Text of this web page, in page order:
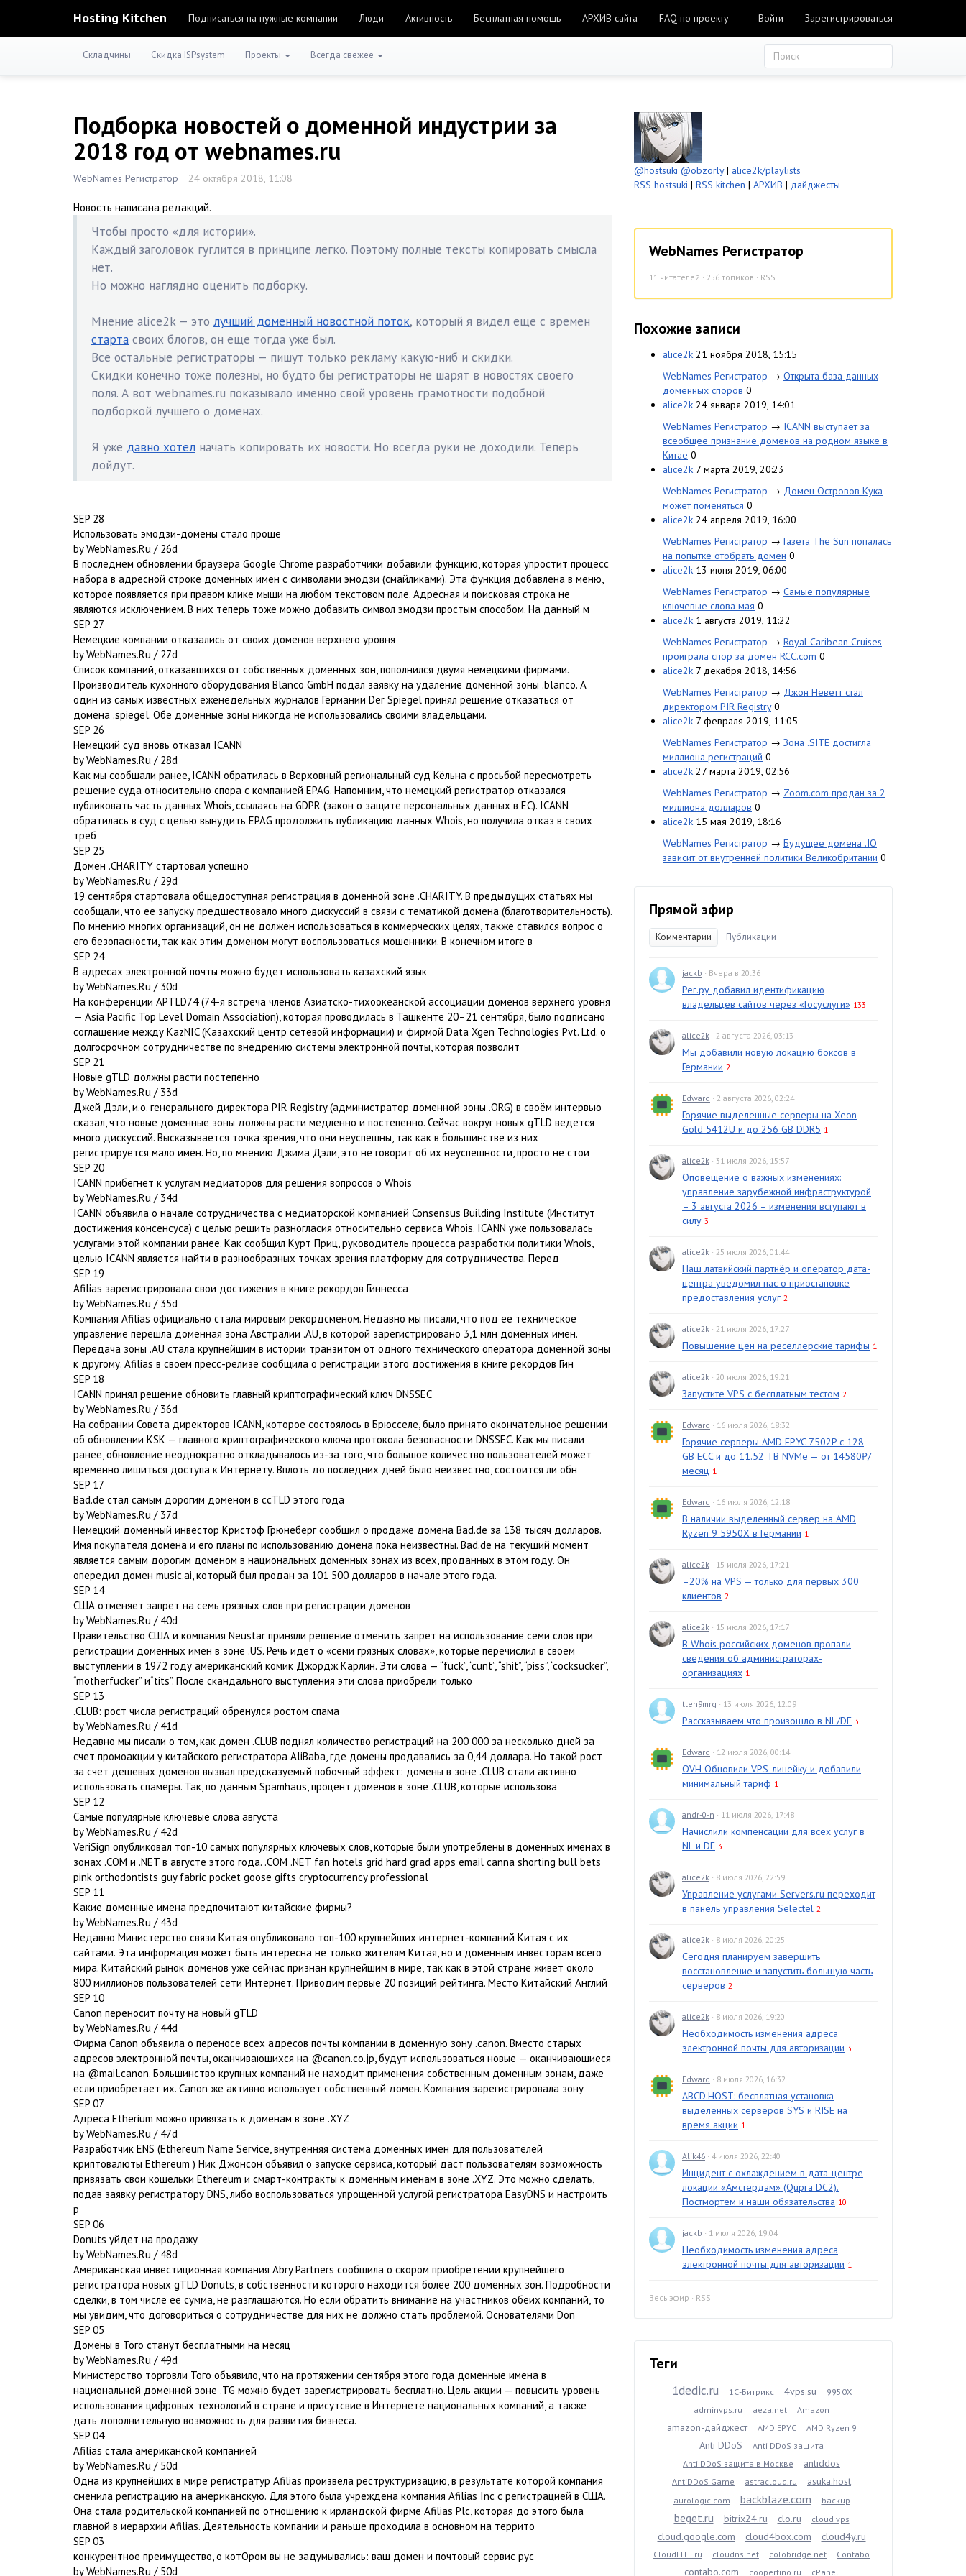
Hosting Kitchen Подписаться на нужные компании Люди Активность Бесплатная помощь АРХИВ сайта FAQ по проекту Войти Зарегистрироваться
Складчины Скидка ISPsystem Проекты Всегда свежее
Подборка новостей о доменной индустрии за
2018 год от webnames.ru
WebNames Регистратор 24 октября 2018, 11:08
Новость написана редакций.
Чтобы просто «для истории».
Каждый заголовок гуглится в принципе легко. Поэтому полные тексты копировать смысла
нет.
Но можно наглядно оценить подборку.
Мнение alice2k — это лучший доменный новостной поток, который я видел еще с времен
старта своих блогов, он еще тогда уже был.
Все остальные регистраторы — пишут только рекламу какую-ниб и скидки.
Скидки конечно тоже полезны, но будто бы регистраторы не шарят в новостях своего
поля. А вот webnames.ru показывало именно свой уровень грамотности подобной
подборкой лучшего о доменах.
Я уже давно хотел начать копировать их новости. Но всегда руки не доходили. Теперь
дойдут.
SEP 28
Использовать эмодзи-домены стало проще
by WebNames.Ru / 26d
В последнем обновлении браузера Google Сhrome разработчики добавили функцию, которая упростит процесс
набора в адресной строке доменных имен с символами эмодзи (смайликами). Эта функция добавлена в меню,
которое появляется при правом клике мыши на любом текстовом поле. Адресная и поисковая строка не
являются исключением. В них теперь тоже можно добавить символ эмодзи простым способом. На данный м
SEP 27
Немецкие компании отказались от своих доменов верхнего уровня
by WebNames.Ru / 27d
Список компаний, отказавшихся от собственных доменных зон, пополнился двумя немецкими фирмами.
Производитель кухонного оборудования Blanco GmbH подал заявку на удаление доменной зоны .blanco. А
один из самых известных еженедельных журналов Германии Der Spiegel принял решение отказаться от
домена .spiegel. Обе доменные зоны никогда не использовались своими владельцами.
SEP 26
Немецкий суд вновь отказал ICANN
by WebNames.Ru / 28d
Как мы сообщали ранее, ICANN обратилась в Верховный региональный суд Кёльна с просьбой пересмотреть
решение суда относительно спора с компанией EPAG. Напомним, что немецкий регистратор отказался
публиковать часть данных Whois, ссылаясь на GDPR (закон о защите персональных данных в ЕС). ICANN
обратилась в суд с целью вынудить EPAG продолжить публикацию данных Whois, но получила отказ в своих
треб
SEP 25
Домен .CHARITY стартовал успешно
by WebNames.Ru / 29d
19 сентября стартовала общедоступная регистрация в доменной зоне .CHARITY. В предыдущих статьях мы
сообщали, что ее запуску предшествовало много дискуссий в связи с тематикой домена (благотворительность).
По мнению многих организаций, он не должен использоваться в коммерческих целях, также ставился вопрос о
его безопасности, так как этим доменом могут воспользоваться мошенники. В конечном итоге в
SEP 24
В адресах электронной почты можно будет использовать казахский язык
by WebNames.Ru / 30d
На конференции APTLD74 (74-я встреча членов Азиатско-тихоокеанской ассоциации доменов верхнего уровня
— Asia Pacific Top Level Domain Association), которая проводилась в Ташкенте 20–21 сентября, было подписано
соглашение между KazNIC (Казахский центр сетевой информации) и фирмой Data Xgen Technologies Pvt. Ltd. о
долгосрочном сотрудничестве по внедрению системы электронной почты, которая позволит
SEP 21
Новые gTLD должны расти постепенно
by WebNames.Ru / 33d
Джей Дэли, и.о. генерального директора PIR Registry (администратор доменной зоны .ORG) в своём интервью
сказал, что новые доменные зоны должны расти медленно и постепенно. Сейчас вокруг новых gTLD ведется
много дискуссий. Высказывается точка зрения, что они неуспешны, так как в большинстве из них
регистрируется мало имён. Но, по мнению Джима Дэли, это не говорит об их неуспешности, просто не стои
SEP 20
ICANN прибегнет к услугам медиаторов для решения вопросов о Whois
by WebNames.Ru / 34d
ICANN объявила о начале сотрудничества с медиаторской компанией Consensus Building Institute (Институт
достижения консенсуса) с целью решить разногласия относительно сервиса Whois. ICANN уже пользовалась
услугами этой компании ранее. Как сообщил Курт Приц, руководитель процесса разработки политики Whois,
целью ICANN является найти в разнообразных точках зрения платформу для сотрудничества. Перед
SEP 19
Afilias зарегистрировала свои достижения в книге рекордов Гиннесса
by WebNames.Ru / 35d
Компания Afilias официально стала мировым рекордсменом. Недавно мы писали, что под ее техническое
управление перешла доменная зона Австралии .AU, в которой зарегистрировано 3,1 млн доменных имен.
Передача зоны .AU стала крупнейшим в истории транзитом от одного технического оператора доменной зоны
к другому. Afilias в своем пресс-релизе сообщила о регистрации этого достижения в книге рекордов Гин
SEP 18
ICANN принял решение обновить главный криптографический ключ DNSSEC
by WebNames.Ru / 36d
На собрании Совета директоров ICANN, которое состоялось в Брюсселе, было принято окончательное решении
об обновлении KSK — главного криптографического ключа протокола безопасности DNSSEC. Как мы писали
ранее, обновление неоднократно откладывалось из-за того, что большое количество пользователей может
временно лишиться доступа к Интернету. Вплоть до последних дней было неизвестно, состоится ли обн
SEP 17
Bad.de стал самым дорогим доменом в ccTLD этого года
by WebNames.Ru / 37d
Немецкий доменный инвестор Кристоф Грюнеберг сообщил о продаже домена Bad.de за 138 тысяч долларов.
Имя покупателя домена и его планы по использованию домена пока неизвестны. Bad.de на текущий момент
является самым дорогим доменом в национальных доменных зонах из всех, проданных в этом году. Он
опередил домен music.ai, который был продан за 101 500 долларов в начале этого года.
SEP 14
США отменяет запрет на семь грязных слов при регистрации доменов
by WebNames.Ru / 40d
Правительство США и компания Neustar приняли решение отменить запрет на использование семи слов при
регистрации доменных имен в зоне .US. Речь идет о «семи грязных словах», которые перечислил в своем
выступлении в 1972 году американский комик Джордж Карлин. Эти слова — “fuck”, “cunt”, “shit”, “piss”, “cocksucker”,
“motherfucker” и“tits”. После скандального выступления эти слова приобрели только
SEP 13
.CLUB: рост числа регистраций обренулся ростом спама
by WebNames.Ru / 41d
Недавно мы писали о том, как домен .CLUB поднял количество регистраций на 200 000 за несколько дней за
счет промоакции у китайского регистратора AliBaba, где домены продавались за 0,44 доллара. Но такой рост
за счет дешевых доменов вызвал предсказуемый побочный эффект: домены в зоне .CLUB стали активно
использовать спамеры. Так, по данным Spamhaus, процент доменов в зоне .CLUB, которые использова
SEP 12
Самые популярные ключевые слова августa
by WebNames.Ru / 42d
VeriSign опубликовал топ-10 самых популярных ключевых слов, которые были употреблены в доменных именах в
зонах .COM и .NET в августе этого года. .COM .NET fan hotels grid hard grad apps email canna shorting bull bets
pink orthodontists guy fabric pocket goose gifts cryptocurrency professional
SEP 11
Какие доменные имена предпочитают китайские фирмы?
by WebNames.Ru / 43d
Недавно Министерство связи Китая опубликовало топ-100 крупнейших интернет-компаний Китая с их
сайтами. Эта информация может быть интересна не только жителям Китая, но и доменным инвесторам всего
мира. Китайский рынок доменов уже сейчас признан крупнейшим в мире, так как в этой стране живет около
800 миллионов пользователей сети Интернет. Приводим первые 20 позиций рейтинга. Место Китайский Англий
SEP 10
Canon переносит почту на новый gTLD
by WebNames.Ru / 44d
Фирма Canon объявила о переносе всех адресов почты компании в доменную зону .canon. Вместо старых
адресов электронной почты, оканчивающихся на @canon.co.jp, будут использоваться новые — оканчивающиеся
на @mail.canon. Большинство крупных компаний не находит применения собственным доменным зонам, даже
если приобретает их. Canon же активно использует собственный домен. Компания зарегистрировала зону
SEP 07
Адреса Etherium можно привязать к доменам в зоне .XYZ
by WebNames.Ru / 47d
Разработчик ENS (Ethereum Name Service, внутренняя система доменных имен для пользователей
криптовалюты Ethereum ) Ник Джонсон объявил о запуске сервиса, который даст пользователям возможность
привязать свои кошельки Ethereum и смарт-контракты к доменным именам в зоне .XYZ. Это можно сделать,
подав заявку регистратору DNS, либо воспользоваться упрощенной услугой регистратора EasyDNS и настроить
р
SEP 06
Donuts уйдет на продажу
by WebNames.Ru / 48d
Американская инвестиционная компания Abry Partners сообщила о скором приобретении крупнейшего
регистратора новых gTLD Donuts, в собственности которого находится более 200 доменных зон. Подробности
сделки, в том числе её сумма, не разглашаются. Но если обратить внимание на участников обеих компаний, то
мы увидим, что договориться о сотрудничестве для них не должно стать проблемой. Основателями Don
SEP 05
Домены в Того станут бесплатными на месяц
by WebNames.Ru / 49d
Министерство торговли Того объявило, что на протяжении сентября этого года доменные имена в
национальной доменной зоне .TG можно будет зарегистрировать бесплатно. Цель акции — повысить уровень
использования цифровых технологий в стране и присутсвие в Интернете национальных компаний, а также
дать дополнительную возможность для развития бизнеса.
SEP 04
Afilias стала американской компанией
by WebNames.Ru / 50d
Одна из крупнейших в мире регистратур Afilias произвела реструктуризацию, в результате которой компания
сменила регистрацию на американскую. Для этого была учреждена компания Afilias Inc с регистрацией в США.
Она стала родительской компанией по отношению к ирландской фирме Afilias Plc, которая до этого была
главной в иерархии Afilias. Деятельность компании и раньше проходила в основном на террито
SEP 03
конкурентное преимущество, о котOром вы не задумывались: ваш домен и почтовый сервис рус
by WebNames.Ru / 50d
@hostsuki @obzorly| alice2k/playlists
RSS hostsuki | RSS kitchen | АРХИВ | дайджесты
WebNames Регистратор
11 читателей · 256 топиков · RSS
Похожие записи
alice2k 21 ноября 2018, 15:15
WebNames Регистратор → Открыта база данных
доменных споров 0
alice2k 24 января 2019, 14:01
WebNames Регистратор → ICANN выступает за
всеобщее признание доменов на родном языке в
Китае 0
alice2k 7 марта 2019, 20:23
WebNames Регистратор → Домен Островов Кука
может поменяться 0
alice2k 24 апреля 2019, 16:00
WebNames Регистратор → Газета The Sun попалась
на попытке отобрать домен 0
alice2k 13 июня 2019, 06:00
WebNames Регистратор → Самые популярные
ключевые слова мая 0
alice2k 1 августа 2019, 11:22
WebNames Регистратор → Royal Caribean Cruises
проиграла спор за домен RCC.com 0
alice2k 7 декабря 2018, 14:56
WebNames Регистратор → Джон Неветт стал
директором PIR Registry 0
alice2k 7 февраля 2019, 11:05
WebNames Регистратор → Зона .SITE достигла
миллиона регистраций 0
alice2k 27 марта 2019, 02:56
WebNames Регистратор → Zoom.com продан за 2
миллиона долларов 0
alice2k 15 мая 2019, 18:16
WebNames Регистратор → Будущее домена .IO
зависит от внутренней политики Великобритании 0
Прямой эфир
Комментарии Публикации
jackb · Вчера в 20:36
Рег.ру добавил идентификацию
владельцев сайтов через «Госуслуги» 133
alice2k · 2 августа 2026, 03:13
Мы добавили новую локацию боксов в
Германии 2
Edward · 2 августа 2026, 02:24
Горячие выделенные серверы на Xeon
Gold 5412U и до 256 GB DDR5 1
alice2k · 31 июля 2026, 15:57
Оповещение о важных изменениях:
управление зарубежной инфраструктурой
– 3 августа 2026 – изменения вступают в
силу 3
alice2k · 25 июля 2026, 01:44
Наш латвийский партнёр и оператор дата-
центра уведомил нас о приостановке
предоставления услуг 2
alice2k · 21 июля 2026, 17:27
Повышение цен на реселлерские тарифы 1
alice2k · 20 июля 2026, 19:21
Запустите VPS с бесплатным тестом 2
Edward · 16 июля 2026, 18:32
Горячие серверы AMD EPYC 7502P с 128
GB ECC и до 11.52 TB NVMe — от 14580₽/
месяц 1
Edward · 16 июля 2026, 12:18
В наличии выделенный сервер на AMD
Ryzen 9 5950X в Германии 1
alice2k · 15 июля 2026, 17:21
–20% на VPS — только для первых 300
клиентов 2
alice2k · 15 июля 2026, 17:17
В Whois российских доменов пропали
сведения об администраторах-
организациях 1
tten9mrg · 13 июля 2026, 12:09
Рассказываем что произошло в NL/DE 3
Edward · 12 июля 2026, 00:14
OVH Обновили VPS-линейку и добавили
минимальный тариф 1
andr-0-n · 11 июля 2026, 17:48
Начислили компенсации для всех услуг в
NL и DE 3
alice2k · 8 июля 2026, 22:59
Управление услугами Servers.ru переходит
в панель управления Selectel 2
alice2k · 8 июля 2026, 20:25
Сегодня планируем завершить
восстановление и запустить большую часть
серверов 2
alice2k · 8 июля 2026, 19:20
Необходимость изменения адреса
электронной почты для авторизации 3
Edward · 8 июля 2026, 16:32
ABCD.HOST: бесплатная установка
выделенных серверов SYS и RISE на
время акции 1
Alik46 · 4 июля 2026, 22:40
Инцидент с охлаждением в дата-центре
локации «Амстердам» (Qupra DC2).
Постмортем и наши обязательства 10
jackb · 1 июля 2026, 19:04
Необходимость изменения адреса
электронной почты для авторизации 1
Весь эфир · RSS
Теги
1dedic.ru 1С-Битрикс 4vps.su
9950X
adminvps.ru
aeza.net Amazon
amazon-дайджест AMD EPYC AMD Ryzen 9
Anti DDoS
Anti DDoS защита
Anti DDoS защита в Москве
antiddos
AntiDDoS Game astracloud.ru asuka.host
aurologic.com backblaze.com backup
beget.ru bitrix24.ru clo.ru cloud vps
cloud.google.com cloud4box.com cloud4y.ru
CloudLITE.ru cloudns.net colobridge.net Contabo
contabo.com coopertino.ru cPanel